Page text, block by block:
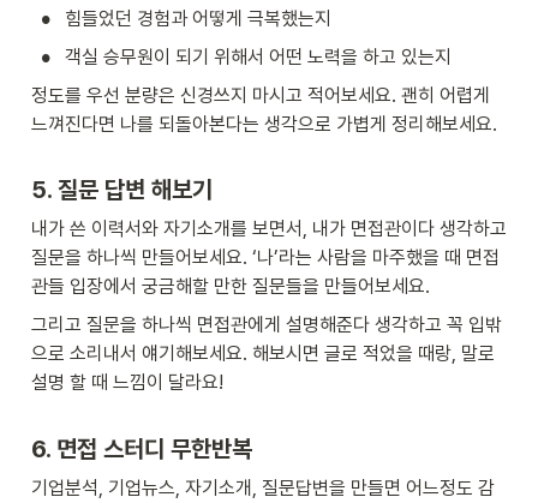
• 힘들었던 경험과 어떻게 극복했는지
•
객실 승무원이 되기 위해서 어떤 노력을 하고 있는지
정도를 우선 분량은 신경쓰지 마시고 적어보세요. 괜히 어렵게
느껴진다면 나를 되돌아본다는 생각으로 가볍게 정리해보세요.
5. 질문 답변 해보기
내가 쓴 이력서와 자기소개를 보면서, 내가 면접관이다 생각하고
질문을 하나씩 만들어보세요. ‘나’라는 사람을 마주했을 때 면접
관들 입장에서 궁금해할 만한 질문들을 만들어보세요.
그리고 질문을 하나씩 면접관에게 설명해준다 생각하고 꼭 입밖
으로 소리내서 얘기해보세요. 해보시면 글로 적었을 때랑, 말로
설명 할 때 느낌이 달라요!
6. 면접 스터디 무한반복
기업분석, 기업뉴스, 자기소개, 질문답변을 만들면 어느정도 감